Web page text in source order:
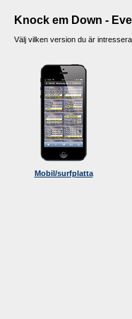
Knock em Down -
Välj vilken version du är
Mobil/surfplatta